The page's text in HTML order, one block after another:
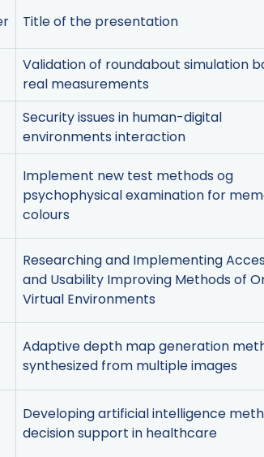
Title of the presentation
Validation of roundabout simulation
real measurements
Security issues in human-digital
environments interaction
Implement new test methods og
psychophysical examination for
colours
Researching and Implementing
and Usability Improving Methods of
Virtual Environments
Adaptive depth map generation
synthesized from multiple images
Developing artificial intelligence
decision support in healthcare